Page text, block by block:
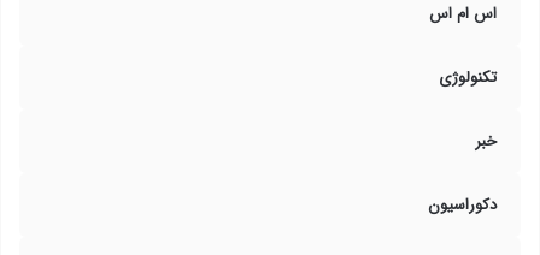
اس ام اس
تکنولوژی
خبر
دکوراسیون